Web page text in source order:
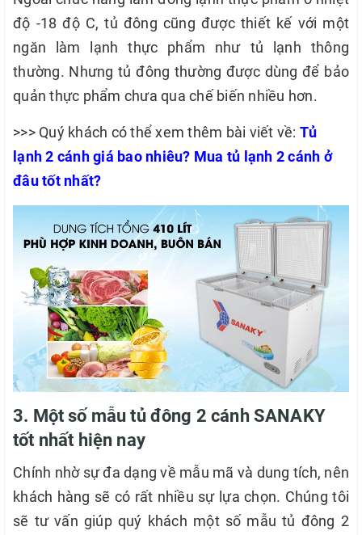
độ -18 độ C, tủ đông cũng được thiết kế với một
ngăn làm lạnh thực phẩm như tủ lạnh thông
thường. Nhưng tủ đông thường được dùng để bảo
quản thực phẩm chưa qua chế biến nhiều hơn.
>>> Quý khách có thể xem thêm bài viết về: Tủ
lạnh 2 cánh giá bao nhiêu? Mua tủ lạnh 2 cánh ở
đâu tốt nhất?
3. Một số mẫu tủ đông 2 cánh SANAKY
tốt nhất hiện nay
Chính nhờ sự đa dạng về mẫu mã và dung tích, nên
khách hàng sẽ có rất nhiều sự lựa chọn. Chúng tôi
sẽ tư vấn giúp quý khách một số mẫu tủ đông 2